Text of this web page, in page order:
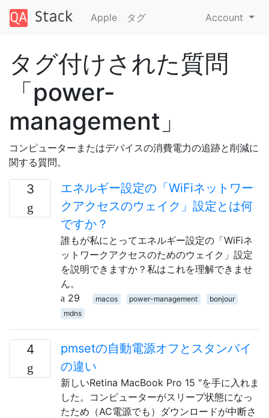
Apple タグ Account
タグ付けされた質問
「power-
management」
コンピューターまたはデバイスの消費電力の追跡と削減に
関する質問。
3
エネルギー設定の「WiFiネットワー
クアクセスのウェイク」設定とは何
ですか？
誰もが私にとってエネルギー設定の「WiFiネ
ットワークアクセスのためのウェイク」設定
を説明できますか？私はこれを理解できませ
ん。
29
macos power-management
bonjour
mdns
4
pmsetの自動電源オフとスタンバイ
の違い
新しいRetina MacBook Pro 15 "を手に入れま
した。コンピューターがスリープ状態になっ
たため（AC電源でも）ダウンロードが中断さ